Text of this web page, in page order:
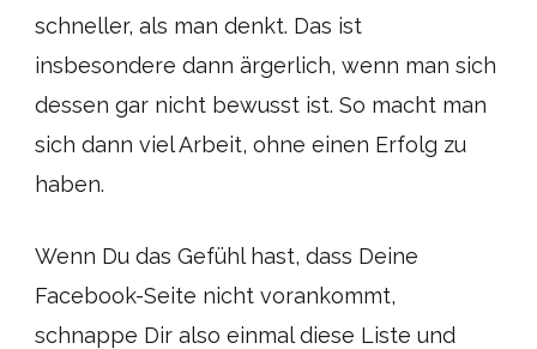
schneller, als man denkt. Das ist
insbesondere dann ärgerlich, wenn man sich
dessen gar nicht bewusst ist. So macht man
sich dann viel Arbeit, ohne einen Erfolg zu
haben.
Wenn Du das Gefühl hast, dass Deine
Facebook-Seite nicht vorankommt,
schnappe Dir also einmal diese Liste und